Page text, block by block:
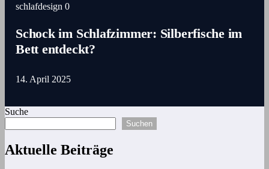
schlafdesign 0
Schock im Schlafzimmer: Silberfische im
Bett entdeckt?
14. April 2025
Suche
Suchen
Aktuelle Beiträge